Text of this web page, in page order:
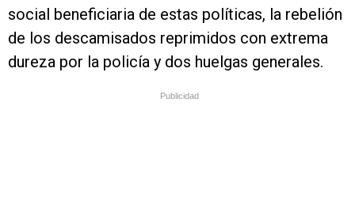
social beneficiaria de estas políticas, la rebelión
de los descamisados reprimidos con extrema
dureza por la policía y dos huelgas generales.
Publicidad